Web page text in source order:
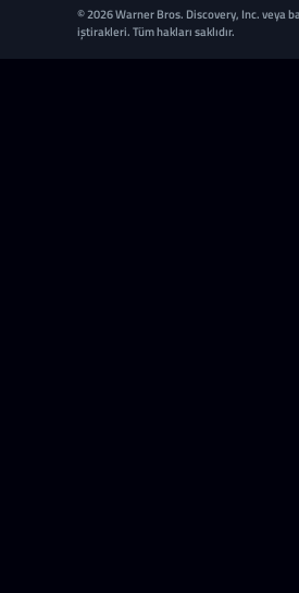
© 2026 Warner Bros. Discovery, Inc. veya
iştirakleri. Tüm hakları saklıdır.